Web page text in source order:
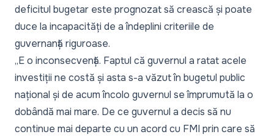
deficitul bugetar este prognozat să crească și poate
duce la incapacități de a îndeplini criteriile de
guvernanță riguroase.
„E o inconsecvență. Faptul că guvernul a ratat acele
investiții ne costă și asta s-a văzut în bugetul public
național și de acum încolo guvernul se împrumută la o
dobândă mai mare. De ce guvernul a decis să nu
continue mai departe cu un acord cu FMI prin care să